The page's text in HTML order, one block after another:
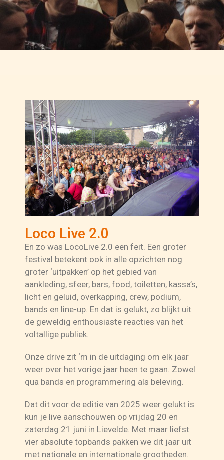
Loco Live 2.0
En zo was LocoLive 2.0 een feit. Een groter
festival betekent ook in alle opzichten nog
groter ‘uitpakken’ op het gebied van
aankleding, sfeer, bars, food, toiletten, kassa’s,
licht en geluid, overkapping, crew, podium,
bands en line-up. En dat is gelukt, zo blijkt uit
de geweldig enthousiaste reacties van het
voltallige publiek.
Onze drive zit ‘m in de uitdaging om elk jaar
weer over het vorige jaar heen te gaan. Zowel
qua bands en programmering als beleving.
Dat dit voor de editie van 2025 weer gelukt is
kun je live aanschouwen op vrijdag 20 en
zaterdag 21 juni in Lievelde. Met maar liefst
vier absolute topbands pakken we dit jaar uit
met nationale en internationale grootheden.